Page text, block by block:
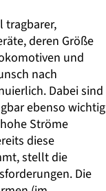
tragbarer,
deren Größe
und
nach
Dabei sind
ebenso wichtig
Ströme
diese
stellt die
Die